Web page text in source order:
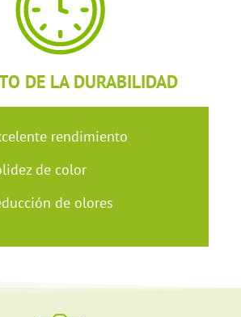
DE LA DURABILIDAD
rendimiento
de color
de olores